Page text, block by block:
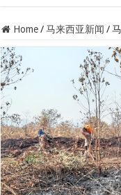
Home / 马来西亚新闻 /